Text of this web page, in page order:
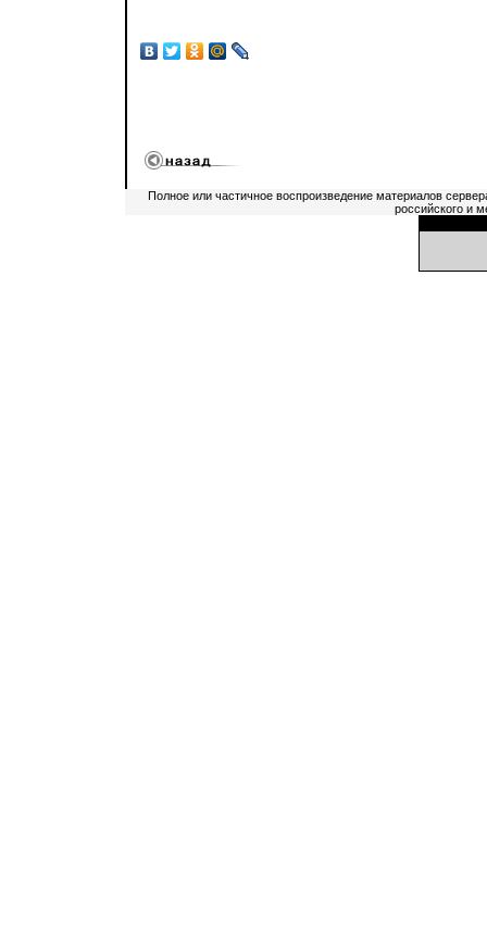
Полное или частичное воспроизведение материалов
российского и